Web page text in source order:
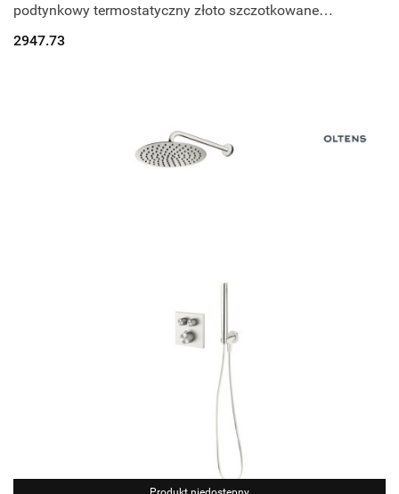
podtynkowy termostatyczny złoto szczotkowane
2947.73